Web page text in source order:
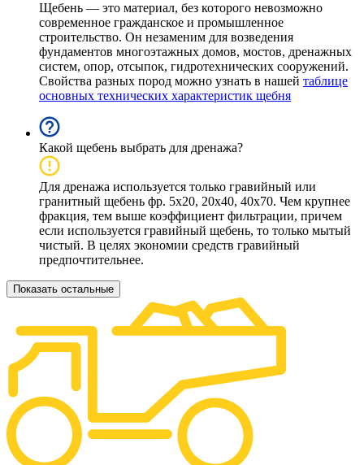
Щебень — это материал, без которого невозможно
современное гражданское и промышленное
строительство. Он незаменим для возведения
фундаментов многоэтажных домов, мостов, дренажных
систем, опор, отсыпок, гидротехнических сооружений.
Свойства разных пород можно узнать в нашей таблице
основных технических характеристик щебня
Какой щебень выбрать для дренажа?
Для дренажа используется только гравийный или
гранитный щебень фр. 5х20, 20х40, 40х70. Чем крупнее
фракция, тем выше коэффициент фильтрации, причем
если используется гравийный щебень, то только мытый
чистый. В целях экономии средств гравийный
предпочтительнее.
Показать остальные